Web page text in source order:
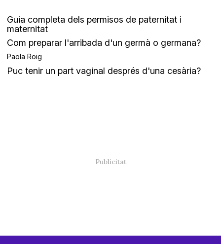
Guia completa dels permisos de paternitat i
maternitat
Com preparar l'arribada d'un germà o germana?
Paola Roig
Puc tenir un part vaginal després d'una cesària?